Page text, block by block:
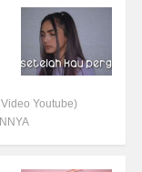
Youtube)